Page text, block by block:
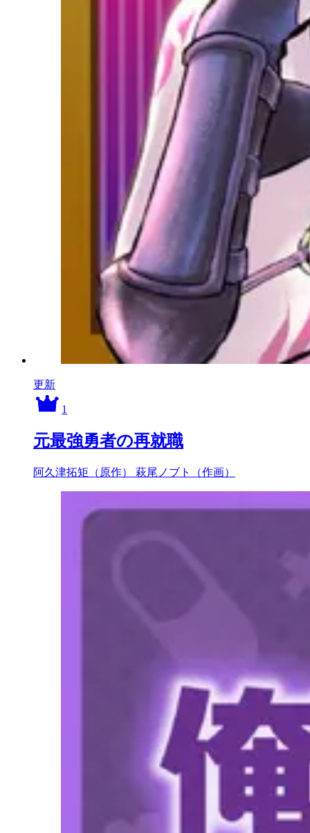
更新
1
元最強勇者の再就職
阿久津拓矩（原作） 萩尾ノブト（作画）